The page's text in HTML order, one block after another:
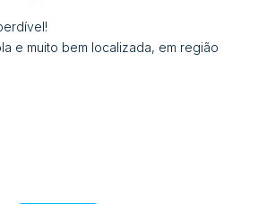
e muito bem localizada, em região